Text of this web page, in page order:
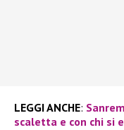
LEGGI ANCHE:
scaletta e con chi si